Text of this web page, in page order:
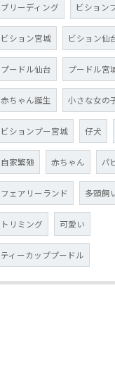
ブリーディング ビション
ビション宮城 ビション仙
プードル仙台 プードル宮
赤ちゃん誕生 小さな女の
ビションプー宮城 仔犬
自家繁殖 赤ちゃん パ
フェアリーランド 多頭飼
トリミング 可愛い
ティーカッププードル